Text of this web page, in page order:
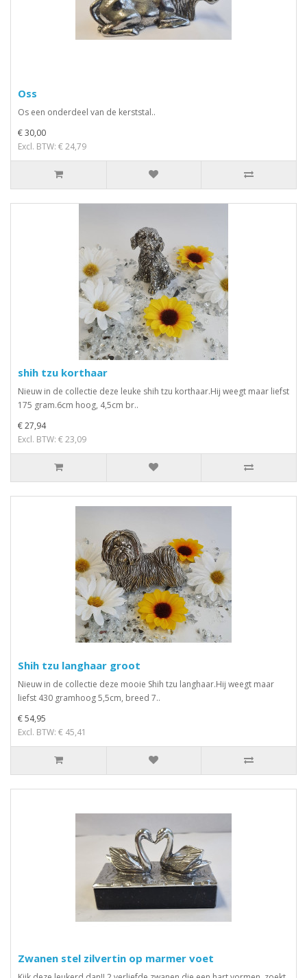
Oss
Os een onderdeel van de kerststal..
€ 30,00
Excl. BTW: € 24,79
shih tzu korthaar
Nieuw in de collectie deze leuke shih tzu korthaar.Hij weegt maar liefst
175 gram.6cm hoog, 4,5cm br..
€ 27,94
Excl. BTW: € 23,09
Shih tzu langhaar groot
Nieuw in de collectie deze mooie Shih tzu langhaar.Hij weegt maar
liefst 430 gramhoog 5,5cm, breed 7..
€ 54,95
Excl. BTW: € 45,41
Zwanen stel zilvertin op marmer voet